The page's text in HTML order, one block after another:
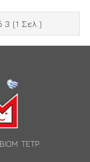
3 (1 Σελ.)
ΤΕΤΡ.